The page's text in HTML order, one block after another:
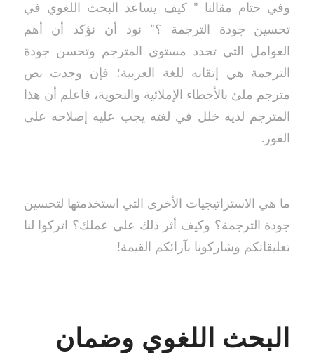
وفي ختام مقالنا ” كيف يساعد البحث اللغوي في
تحسين جودة الترجمة ؟” نود أن نؤكد أن أهم
العوامل التي تحدد مستوى المترجم وتحسن جودة
الترجمة هي إتقانه للغة العربية؛ فإن وجدت نص
مترجم ملئ بالأخطاء الإملائية والنحوية، فاعلم أن هذا
المترجم لديه خلل في لغته يجب عليه إصلاحه على
الفور.
ما هي الاستراتيجيات الأخرى التي استخدمتها لتحسين
جودة الترجمة؟ وكيف أثر ذلك على عملك؟ اتركوا لنا
تعليقاتكم وشاركونا بآرائكم القيمة!
البحث اللغوي وضمان